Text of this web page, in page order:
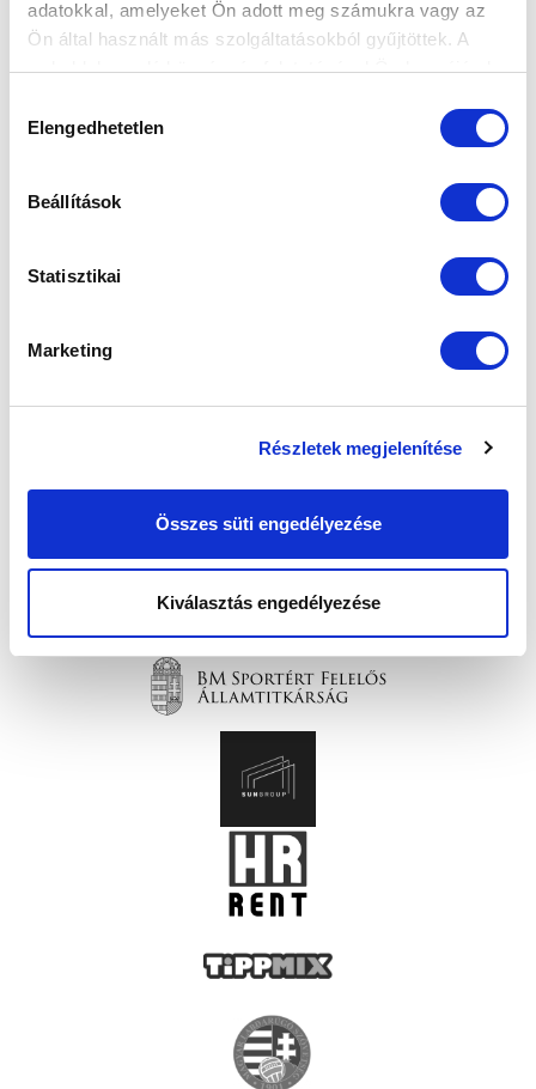
adatokkal, amelyeket Ön adott meg számukra vagy az
Ön által használt más szolgáltatásokból gyűjtöttek. A
weboldalon való böngészés folytatásával Ön hozzájárul a
kiválasztása
Elengedhetetlen
Beállítások
Statisztikai
Marketing
Részletek megjelenítése
Összes süti engedélyezése
Kiválasztás engedélyezése